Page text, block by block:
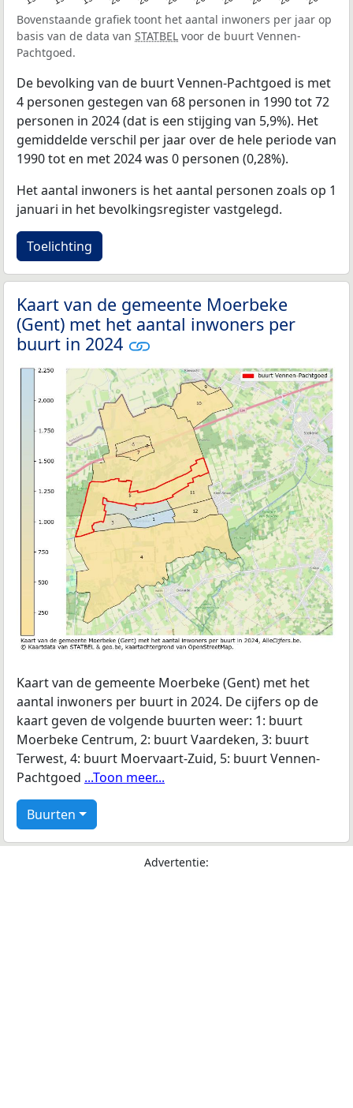
Bovenstaande grafiek toont het aantal inwoners per jaar op
basis van de data van STATBEL voor de buurt Vennen-
Pachtgoed.
De bevolking van de buurt Vennen-Pachtgoed is met
4 personen gestegen van 68 personen in 1990 tot 72
personen in 2024 (dat is een stijging van 5,9%). Het
gemiddelde verschil per jaar over de hele periode van
1990 tot en met 2024 was 0 personen (0,28%).
Het aantal inwoners is het aantal personen zoals op 1
januari in het bevolkingsregister vastgelegd.
Toelichting
Kaart van de gemeente Moerbeke
(Gent) met het aantal inwoners per
buurt in 2024
Kaart van de gemeente Moerbeke (Gent) met het
aantal inwoners per buurt in 2024. De cijfers op de
kaart geven de volgende buurten weer: 1: buurt
Moerbeke Centrum, 2: buurt Vaardeken, 3: buurt
Terwest, 4: buurt Moervaart-Zuid, 5: buurt Vennen-
Pachtgoed ...Toon meer...
Buurten
Advertentie: